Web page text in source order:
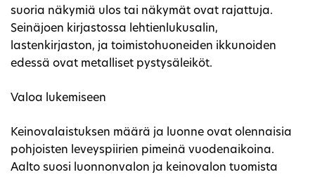
suoria näkymiä ulos tai näkymät ovat rajattuja.
Seinäjoen kirjastossa lehtienlukusalin,
lastenkirjaston, ja toimistohuoneiden ikkunoiden
edessä ovat metalliset pystysäleiköt.
Valoa lukemiseen
Keinovalaistuksen määrä ja luonne ovat olennaisia
pohjoisten leveyspiirien pimeinä vuodenaikoina.
Aalto suosi luonnonvalon ja keinovalon tuomista